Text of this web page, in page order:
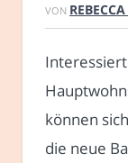
VON
können
die neue